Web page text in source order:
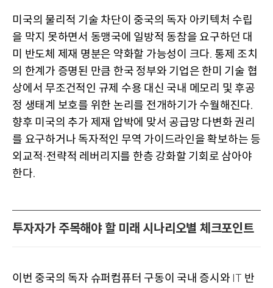
미국의 물리적 기술 차단이 중국의 독자 아키텍처 수립
을 막지 못하면서 동맹국에 일방적 동참을 요구하던 대
미 반도체 제재 명분은 약화할 가능성이 크다. 통제 조치
의 한계가 증명된 만큼 한국 정부와 기업은 한미 기술 협
상에서 무조건적인 규제 수용 대신 국내 메모리 및 후공
정 생태계 보호를 위한 논리를 전개하기가 수월해진다.
향후 미국의 추가 제재 압박에 맞서 공급망 다변화 권리
를 요구하거나 독자적인 무역 가이드라인을 확보하는 등
외교적·전략적 레버리지를 한층 강화할 기회로 삼아야
한다.
투자자가 주목해야 할 미래 시나리오별 체크포인트
이번 중국의 독자 슈퍼컴퓨터 구동이 국내 증시와 IT 반